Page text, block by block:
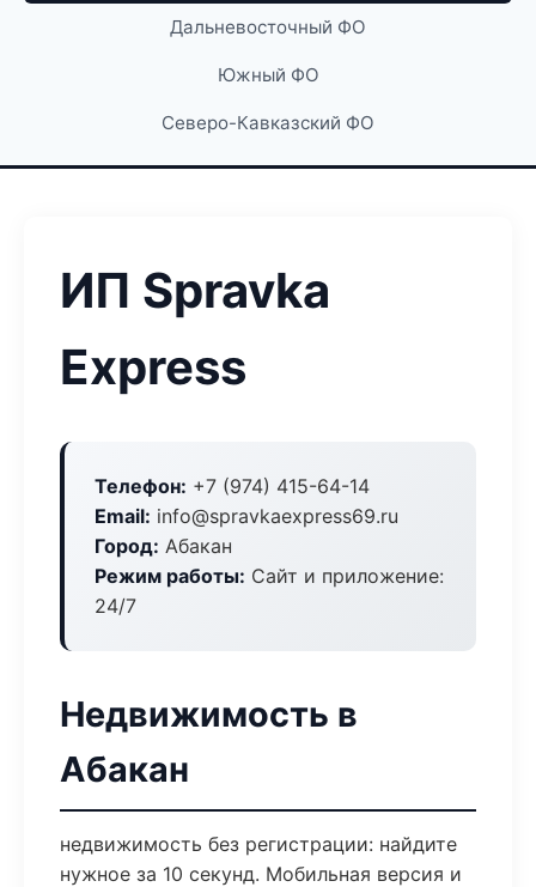
Дальневосточный ФО
Южный ФО
Северо-Кавказский ФО
ИП Spravka
Express
Телефон: +7 (974) 415-64-14
Email: info@spravkaexpress69.ru
Город: Абакан
Режим работы: Сайт и приложение:
24/7
Недвижимость в
Абакан
недвижимость без регистрации: найдите
нужное за 10 секунд. Мобильная версия и